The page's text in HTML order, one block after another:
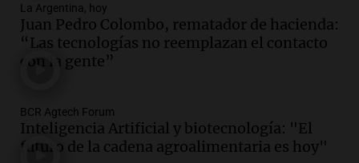
Episodios
Audio.Joan Gaspart: "Sin Jorge, no sé si
Messi hubiera llegado adonde llegó"
Audio.El orgullo y el sueño argentino de
Jorge Messi en una entrevista con Rony
La Argentina, hoy
Juan Pedro Colombo, rematador de hacienda:
“Las tecnologías no reemplazan el contacto
con la gente”
BCR Agtech Forum
Inteligencia Artificial y biotecnología: "El
futuro de la cadena agroalimentaria es hoy"